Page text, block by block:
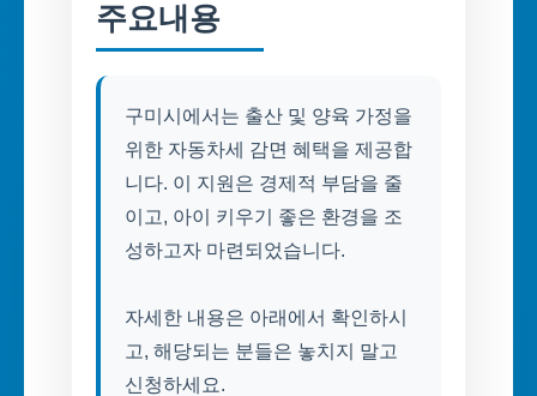
주요내용
구미시에서는 출산 및 양육 가정을
위한 자동차세 감면 혜택을 제공합
니다. 이 지원은 경제적 부담을 줄
이고, 아이 키우기 좋은 환경을 조
성하고자 마련되었습니다.
자세한 내용은 아래에서 확인하시
고, 해당되는 분들은 놓치지 말고
신청하세요.